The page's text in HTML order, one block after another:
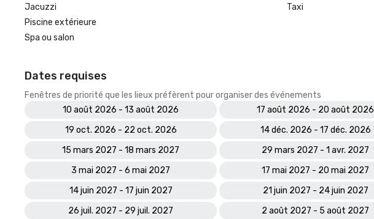
Jacuzzi
Piscine extérieure
Spa ou salon
Taxi
Dates requises
Fenêtres de priorité que les lieux préfèrent pour organiser des événements
10 août 2026 - 13 août 2026
17 août 2026 - 20 août 2026
19 oct. 2026 - 22 oct. 2026
14 déc. 2026 - 17 déc. 2026
15 mars 2027 - 18 mars 2027
29 mars 2027 - 1 avr. 2027
3 mai 2027 - 6 mai 2027
17 mai 2027 - 20 mai 2027
14 juin 2027 - 17 juin 2027
21 juin 2027 - 24 juin 2027
26 juil. 2027 - 29 juil. 2027
2 août 2027 - 5 août 2027